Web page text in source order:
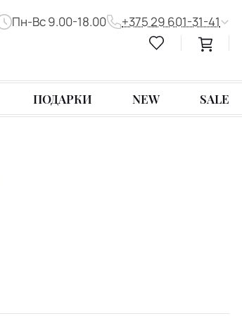
Пн-Вс 9.00-18.00 +375 29 601-31-41
ПОДАРКИ NEW SALE